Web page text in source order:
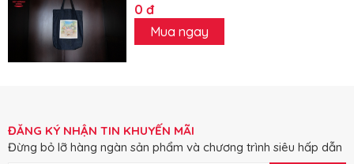
0 đ
Mua ngay
ĐĂNG KÝ NHẬN TIN KHUYẾN MÃI
Đừng bỏ lỡ hàng ngàn sản phẩm và chương trình siêu hấp dẫn